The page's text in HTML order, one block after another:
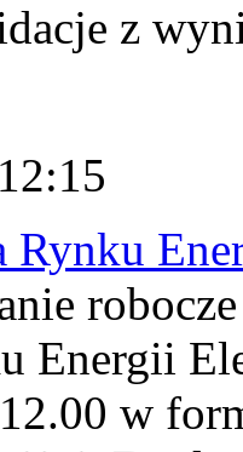
z
Rynku
Energii
w